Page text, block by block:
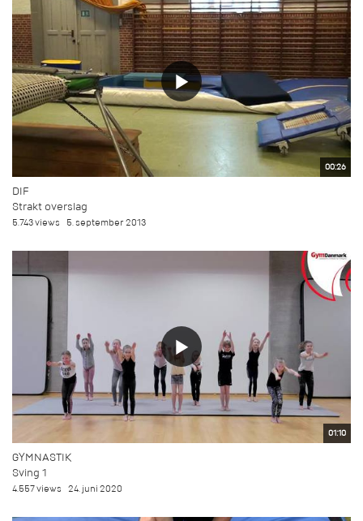
00:26
DIF
Strakt overslag
5.743 views 5. september 2013
01:10
GYMNASTIK
Sving 1
4.557 views 24. juni 2020